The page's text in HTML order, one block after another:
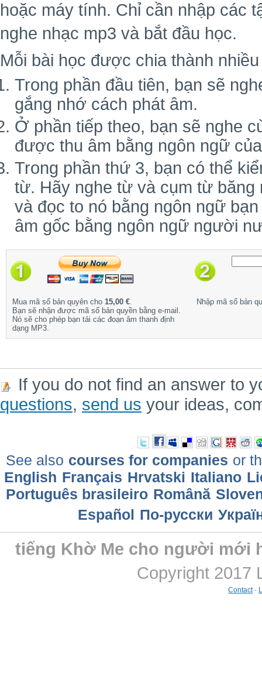
hoặc máy tính. Chỉ cần nhập các
nghe nhạc mp3 và bắt đầu học.
Mỗi bài học được chia thành
Trong phần đầu tiên, bạn sẽ
gắng nhớ cách phát âm.
Ở phần tiếp theo, bạn sẽ nghe
được thu âm bằng ngôn ngữ
Trong phần thứ 3, bạn có thể
từ. Hãy nghe từ và cụm từ
và đọc to nó bằng ngôn ngữ
âm gốc bằng ngôn ngữ người
Mua mã số bản quyên cho 15,00 €.
Bạn sẽ nhận được mã số bản quyền bằng e-mail.
Nó sẽ cho phép bạn tải các đoạn âm thanh định
dạng MP3.
Nhập mã số bản
If you do not find an answer to
questions, send us your ideas,
See also courses for companies or
English Français Hrvatski Italiano
Português brasileiro Română
Еspañol По-русски
tiếng Khờ Me cho người mới
Copyright 2017
Contact-